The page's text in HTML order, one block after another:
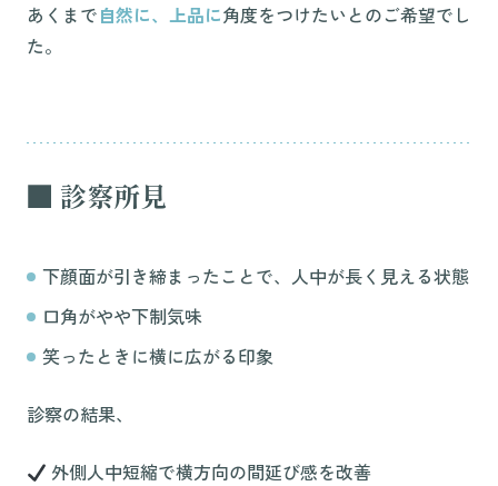
あくまで自然に、上品に角度をつけたいとのご希望でし
た。
■ 診察所見
下顔面が引き締まったことで、人中が長く見える状態
口角がやや下制気味
笑ったときに横に広がる印象
診察の結果、
外側人中短縮で横方向の間延び感を改善